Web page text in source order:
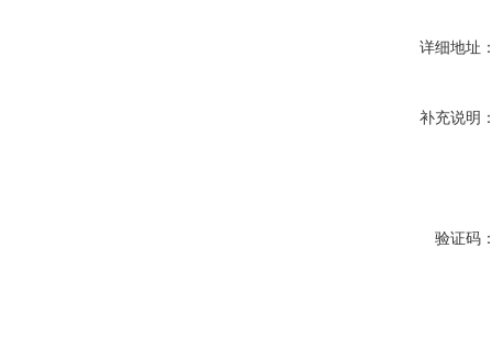
详细地址
补充说明
验证码